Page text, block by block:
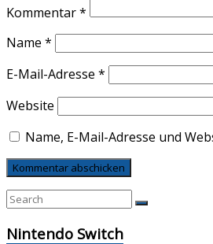
Kommentar*
Name *
E-Mail-Adresse *
Website
Name, E-Mail-Adresse und
Nintendo Switch